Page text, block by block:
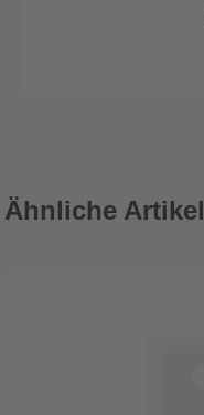
Ähnliche Artikel